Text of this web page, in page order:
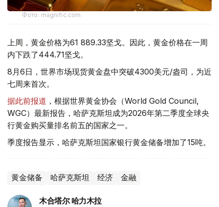
Фото: magnific.com
上周，黄金价格为61 889.33坚戈。因此，黄金价格在一周
内下跌了444.71坚戈。
8月6日，世界市场现货黄金盘中突破4300美元/盎司，为近
七周来首次。
据此前报道 ，根据世界黄金协会（World Gold Council,
WGC）最新报告，哈萨克斯坦成为2026年第二季度全球央
行黄金购买量排名前五的国家之一。
季度报告显示，哈萨克斯坦国家银行黄金储备增加了15吨。
黄金储备 哈萨克斯坦 经济 金融
木合塔尔 哈力木拉